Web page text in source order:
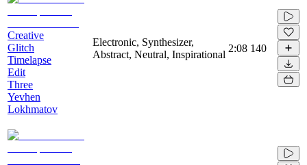
Creative
Glitch
Timelapse
Edit
Three
Yevhen
Lokhmatov
Electronic, Synthesizer,
Abstract, Neutral, Inspirational
2:08 140